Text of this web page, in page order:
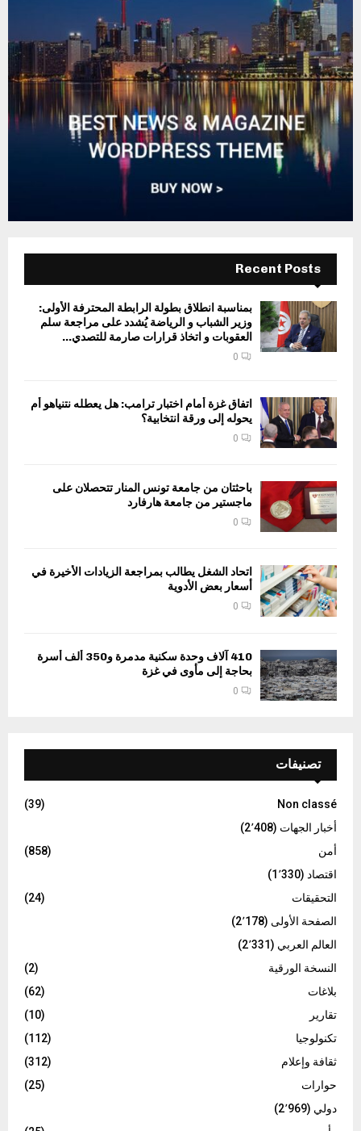
Recent Posts
بمناسبة انطلاق بطولة الرابطة المحترفة الأولى:
وزير الشباب و الرياضة يُشدد على مراجعة سلم
العقوبات و اتخاذ قرارات صارمة للتصدي...
0
اتفاق غزة أمام اختبار ترامب: هل يعطله نتنياهو أم
يحوله إلى ورقة انتخابية؟
0
باحثتان من جامعة تونس المنار تتحصلان على
ماجستير من جامعة هارفارد
0
اتحاد الشغل يطالب بمراجعة الزيادات الأخيرة في
أسعار بعض الأدوية
0
410 آلاف وحدة سكنية مدمرة و350 ألف أسرة
بحاجة إلى مأوى في غزة
0
تصنيفات
Non classé
(39)
أخبار الجهات (2٬408)
أمن
(858)
اقتصاد (1٬330)
التحقيقات
(24)
الصفحة الأولى (2٬178)
العالم العربي (2٬331)
النسخة الورقية
(2)
بلاغات
(62)
تقارير
(10)
تكنولوجيا
(112)
ثقافة وإعلام
(312)
حوارات
(25)
دولي (2٬969)